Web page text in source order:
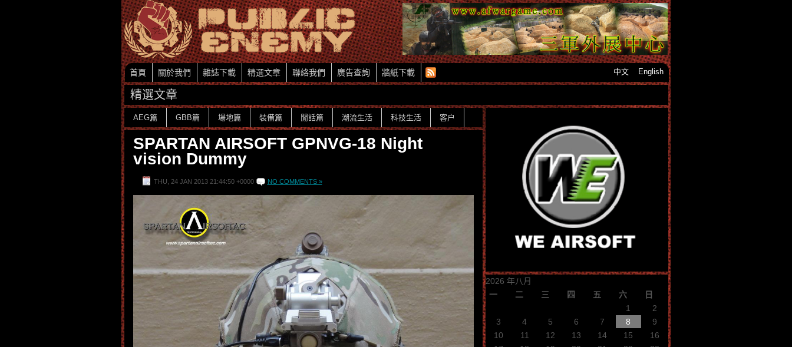
首頁 關於我們 雜誌下載 精選文章 聯絡我們 廣告查詢 牆紙下載 中文 English
精選文章
AEG篇 GBB篇 場地篇 裝備篇 閒話篇 潮流生活 科技生活 客户
SPARTAN AIRSOFT GPNVG-18 Night
vision Dummy
THU, 24 JAN 2013 21:44:50 +0000 NO COMMENTS »
2026 年八月
一
二 三 四 五 六 日
1
2
3
4 5 6 7 8
9
10
11 12 13 14 15
16